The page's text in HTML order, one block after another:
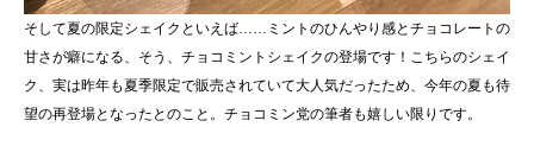
そして夏の限定シェイクといえば……ミントのひんやり感とチョコレートの
甘さが癖になる、そう、チョコミントシェイクの登場です！こちらのシェイ
ク、実は昨年も夏季限定で販売されていて大人気だったため、今年の夏も待
望の再登場となったとのこと。チョコミン党の筆者も嬉しい限りです。